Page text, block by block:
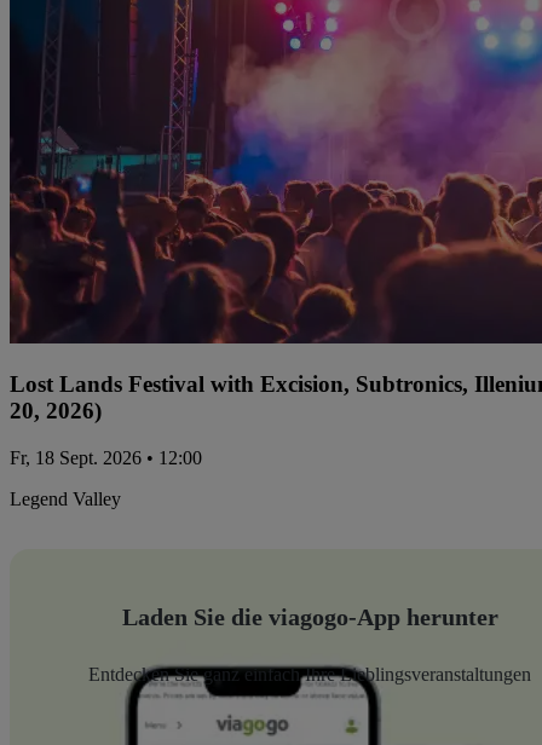
Lost Lands Festival with Excision, Subtronics,
20, 2026)
Fr, 18 Sept. 2026 • 12:00
Legend Valley
Laden Sie die viagogo-App herunter
Entdecken Sie ganz einfach Ihre Lieblingsveranstaltungen